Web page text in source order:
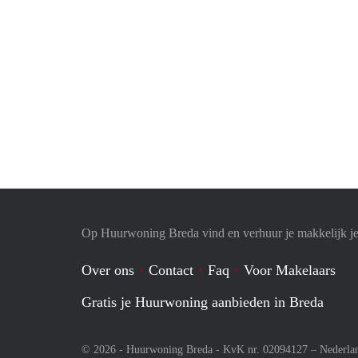
Op Huurwoning Breda vind en verhuur je makkelijk
Over ons Contact Faq
Voor Makelaars
Gratis je Huurwoning aanbieden in Breda
© 2026 - Huurwoning Breda - KvK nr. 02094127 –